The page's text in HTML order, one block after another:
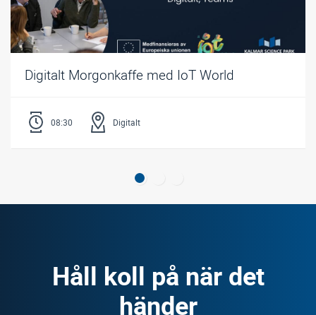
Digitalt Morgonkaffe med IoT World
08:30 Digitalt
Håll koll på när det
händer